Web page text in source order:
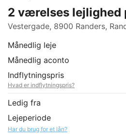
2 værelses lejlighed
Vestergade, 8900 Randers,
Månedlig leje
Månedlig aconto
Indflytningspris
Hvad er indflytningspris?
Ledig fra
Lejeperiode
Har du brug for et lån?